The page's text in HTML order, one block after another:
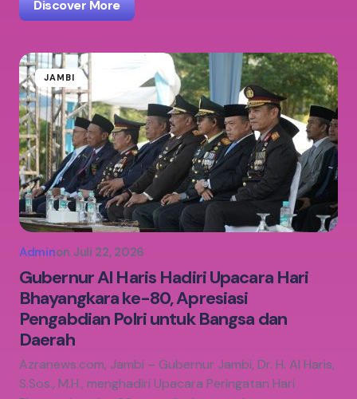
Discover More
JAMBI
Adminon Juli 22, 2026
Gubernur Al Haris Hadiri Upacara Hari
Bhayangkara ke-80, Apresiasi
Pengabdian Polri untuk Bangsa dan
Daerah
Azranews.com, Jambi – Gubernur Jambi, Dr. H. Al Haris,
S.Sos., M.H., menghadiri Upacara Peringatan Hari